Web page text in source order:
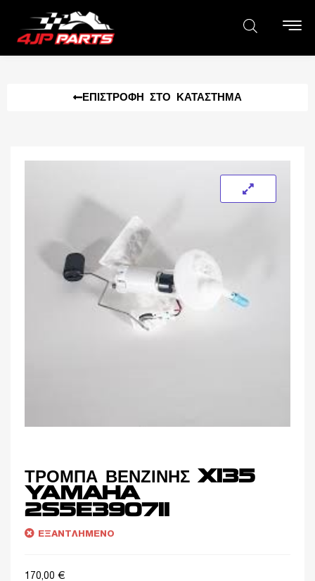
ΕΠΙΣΤΡΟΦΉ ΣΤΟ ΚΑΤΆΣΤΗΜΑ
ΤΡΟΜΠΑ ΒΕΝΖΙΝΗΣ X135
YAMAHA
2S5E390711
ΕΞΑΝΤΛΗΜΈΝΟ
170,00 €